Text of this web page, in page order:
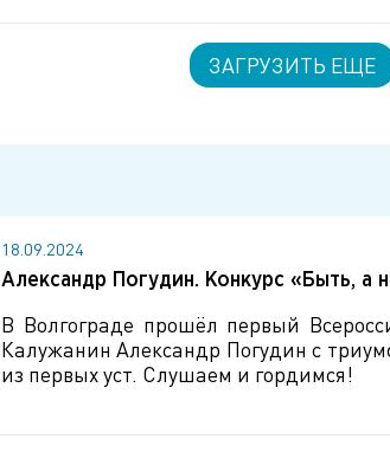
ЗАГРУЗИТЬ ЕЩЕ
18.09.2024
Александр Погудин. Конкурс «Быть, а
В Волгограде прошёл первый
Калужанин Александр Погудин с
из первых уст. Слушаем и гордимся!